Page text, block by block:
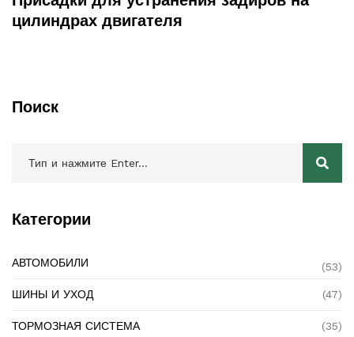
цилиндрах двигателя
Поиск
Категории
АВТОМОБИЛИ (53)
ШИНЫ И УХОД (47)
ТОРМОЗНАЯ СИСТЕМА (35)